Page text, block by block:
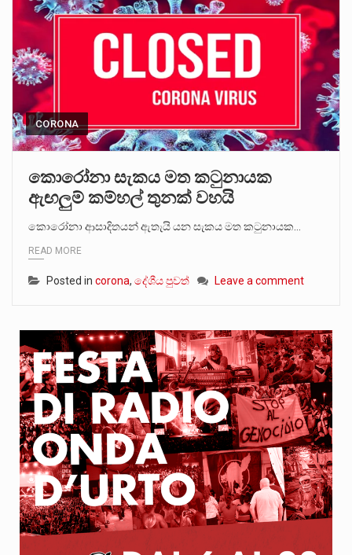
CORONA
කොරෝනා සැකය මත කටුනායක
ඇඟලුම් කම්හල් තුනක් වහයි
කොරෝනා ආසාදිතයන් ඇතැයි යන සැකය මත කටුනායක…
READ MORE
Posted in corona, දේශීය පුවත් Leave a comment